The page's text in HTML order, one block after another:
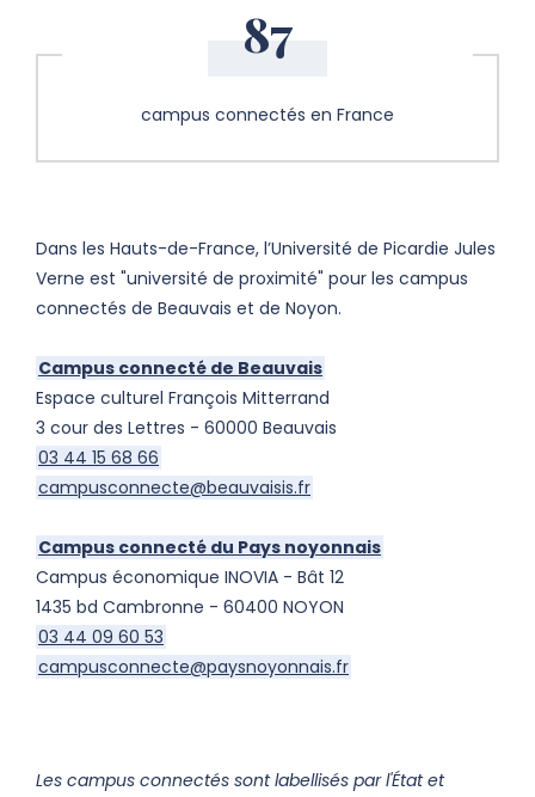
87
campus connectés en France
Dans les Hauts-de-France, l’Université de Picardie Jules
Verne est "université de proximité" pour les campus
connectés de Beauvais et de Noyon.
Campus connecté de Beauvais
Espace culturel François Mitterrand
3 cour des Lettres - 60000 Beauvais
03 44 15 68 66
campusconnecte@beauvaisis.fr
Campus connecté du Pays noyonnais
Campus économique INOVIA - Bât 12
1435 bd Cambronne - 60400 NOYON
03 44 09 60 53
campusconnecte@paysnoyonnais.fr
Les campus connectés sont labellisés par l'État et